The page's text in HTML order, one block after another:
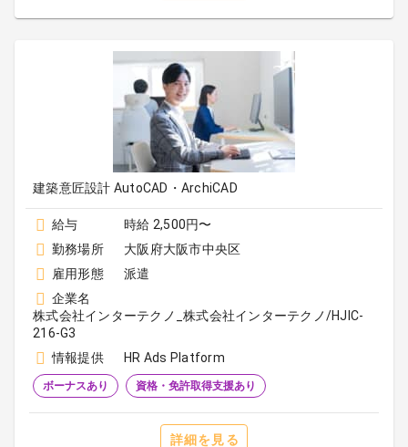
建築意匠設計 AutoCAD・ArchiCAD
給与
時給 2,500円〜
勤務場所
大阪府大阪市中央区
雇用形態
派遣
企業名
株式会社インターテクノ_株式会社インターテクノ/HJIC-
216-G3
情報提供
HR Ads Platform
ボーナスあり 資格・免許取得支援あり
詳細を見る